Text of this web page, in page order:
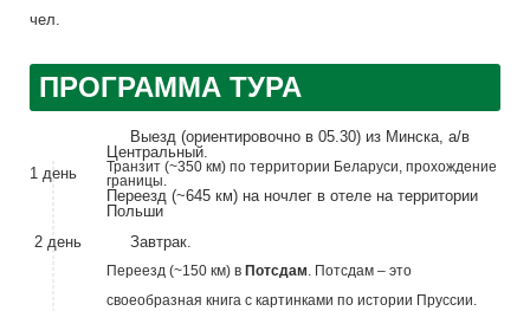
чел.
ПРОГРАММА ТУРА
1 день
Выезд (ориентировочно в 05.30) из Минска, а/в
Центральный.
Транзит (~350 км) по территории Беларуси, прохождение
границы.
Переезд (~645 км) на ночлег в отеле на территории
Польши
2 день
Завтрак.
Переезд (~150 км) в Потсдам. Потсдам – это
своеобразная книга с картинками по истории Пруссии.